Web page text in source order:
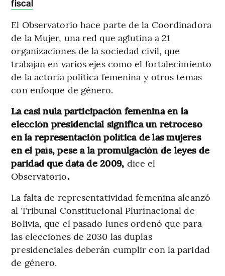
fiscal
El Observatorio hace parte de la Coordinadora
de la Mujer, una red que aglutina a 21
organizaciones de la sociedad civil, que
trabajan en varios ejes como el fortalecimiento
de la actoría política femenina y otros temas
con enfoque de género.
La casi nula participación femenina en la
elección presidencial significa un retroceso
en la representación política de las mujeres
en el país, pese a la promulgación de leyes de
paridad que data de 2009, dice el
Observatorio.
La falta de representatividad femenina alcanzó
al Tribunal Constitucional Plurinacional de
Bolivia, que el pasado lunes ordenó que para
las elecciones de 2030 las duplas
presidenciales deberán cumplir con la paridad
de género.